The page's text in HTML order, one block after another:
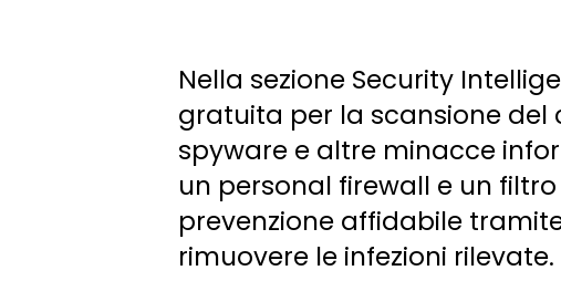
Nella sezione Security
gratuita per la scansione del
spyware e altre minacce
un personal firewall e un
prevenzione affidabile
rimuovere le infezioni rilevate.